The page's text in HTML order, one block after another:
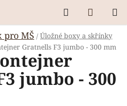
Hledat
KOŠÍK
pro MŠ / Úložné boxy a skřínky
Gratnells F3 jumbo - 300 mm
jumbo - 300